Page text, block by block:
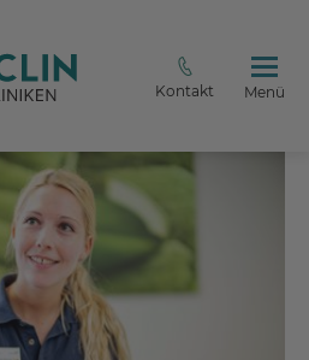
Kontakt Menü